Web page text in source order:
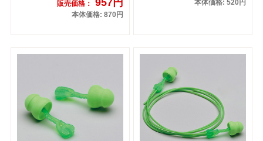
販売価格：
本体価格: 870円
本体価格: 520円